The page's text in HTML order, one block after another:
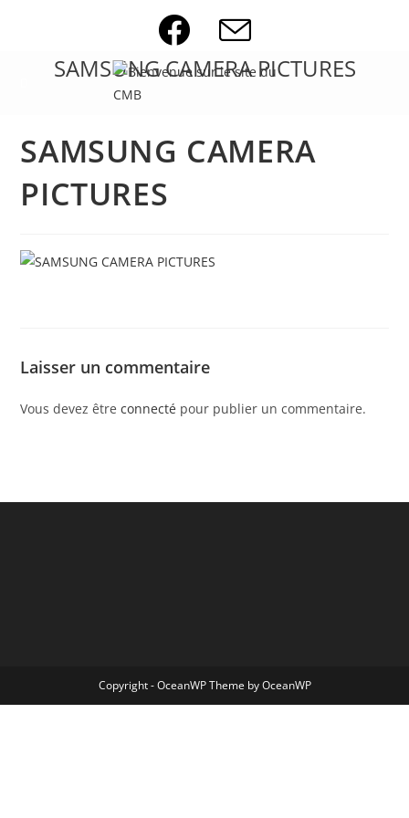
SAMSUNG CAMERA PICTURES
SAMSUNG CAMERA
PICTURES
Laisser un commentaire
Vous devez êtreconnecté pour publier un commentaire.
Copyright - OceanWP Theme by OceanWP